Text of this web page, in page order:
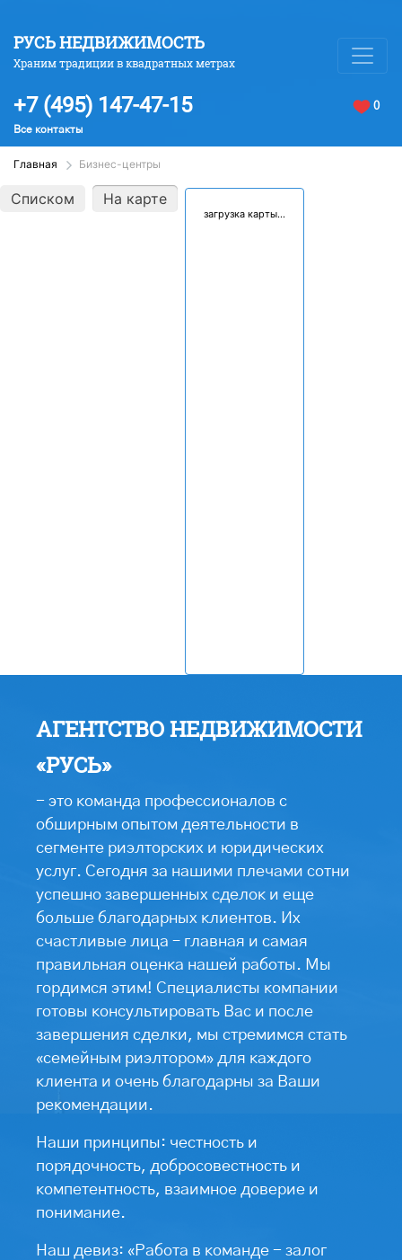
РУСЬ НЕДВИЖИМОСТЬ
Храним традиции в квадратных метрах
+7 (495) 147-47-15
Все контакты
0
Главная Бизнес-центры
Списком На карте
загрузка карты...
АГЕНТСТВО НЕДВИЖИМОСТИ
«РУСЬ»
- это команда профессионалов с
обширным опытом деятельности в
сегменте риэлторских и юридических
услуг. Сегодня за нашими плечами сотни
успешно завершенных сделок и еще
больше благодарных клиентов. Их
счастливые лица – главная и самая
правильная оценка нашей работы. Мы
гордимся этим! Специалисты компании
готовы консультировать Вас и после
завершения сделки, мы стремимся стать
«семейным риэлтором» для каждого
клиента и очень благодарны за Ваши
рекомендации.
Наши принципы: честность и
порядочность, добросовестность и
компетентность, взаимное доверие и
понимание.
Наш девиз: «Работа в команде - залог